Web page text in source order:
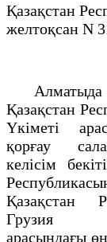
Қазақстан
желтоқсан N
Алматыда
Қазақстан
Үкіметі
қорғау
келісім
Қазақстан
Грузия
арасындағы